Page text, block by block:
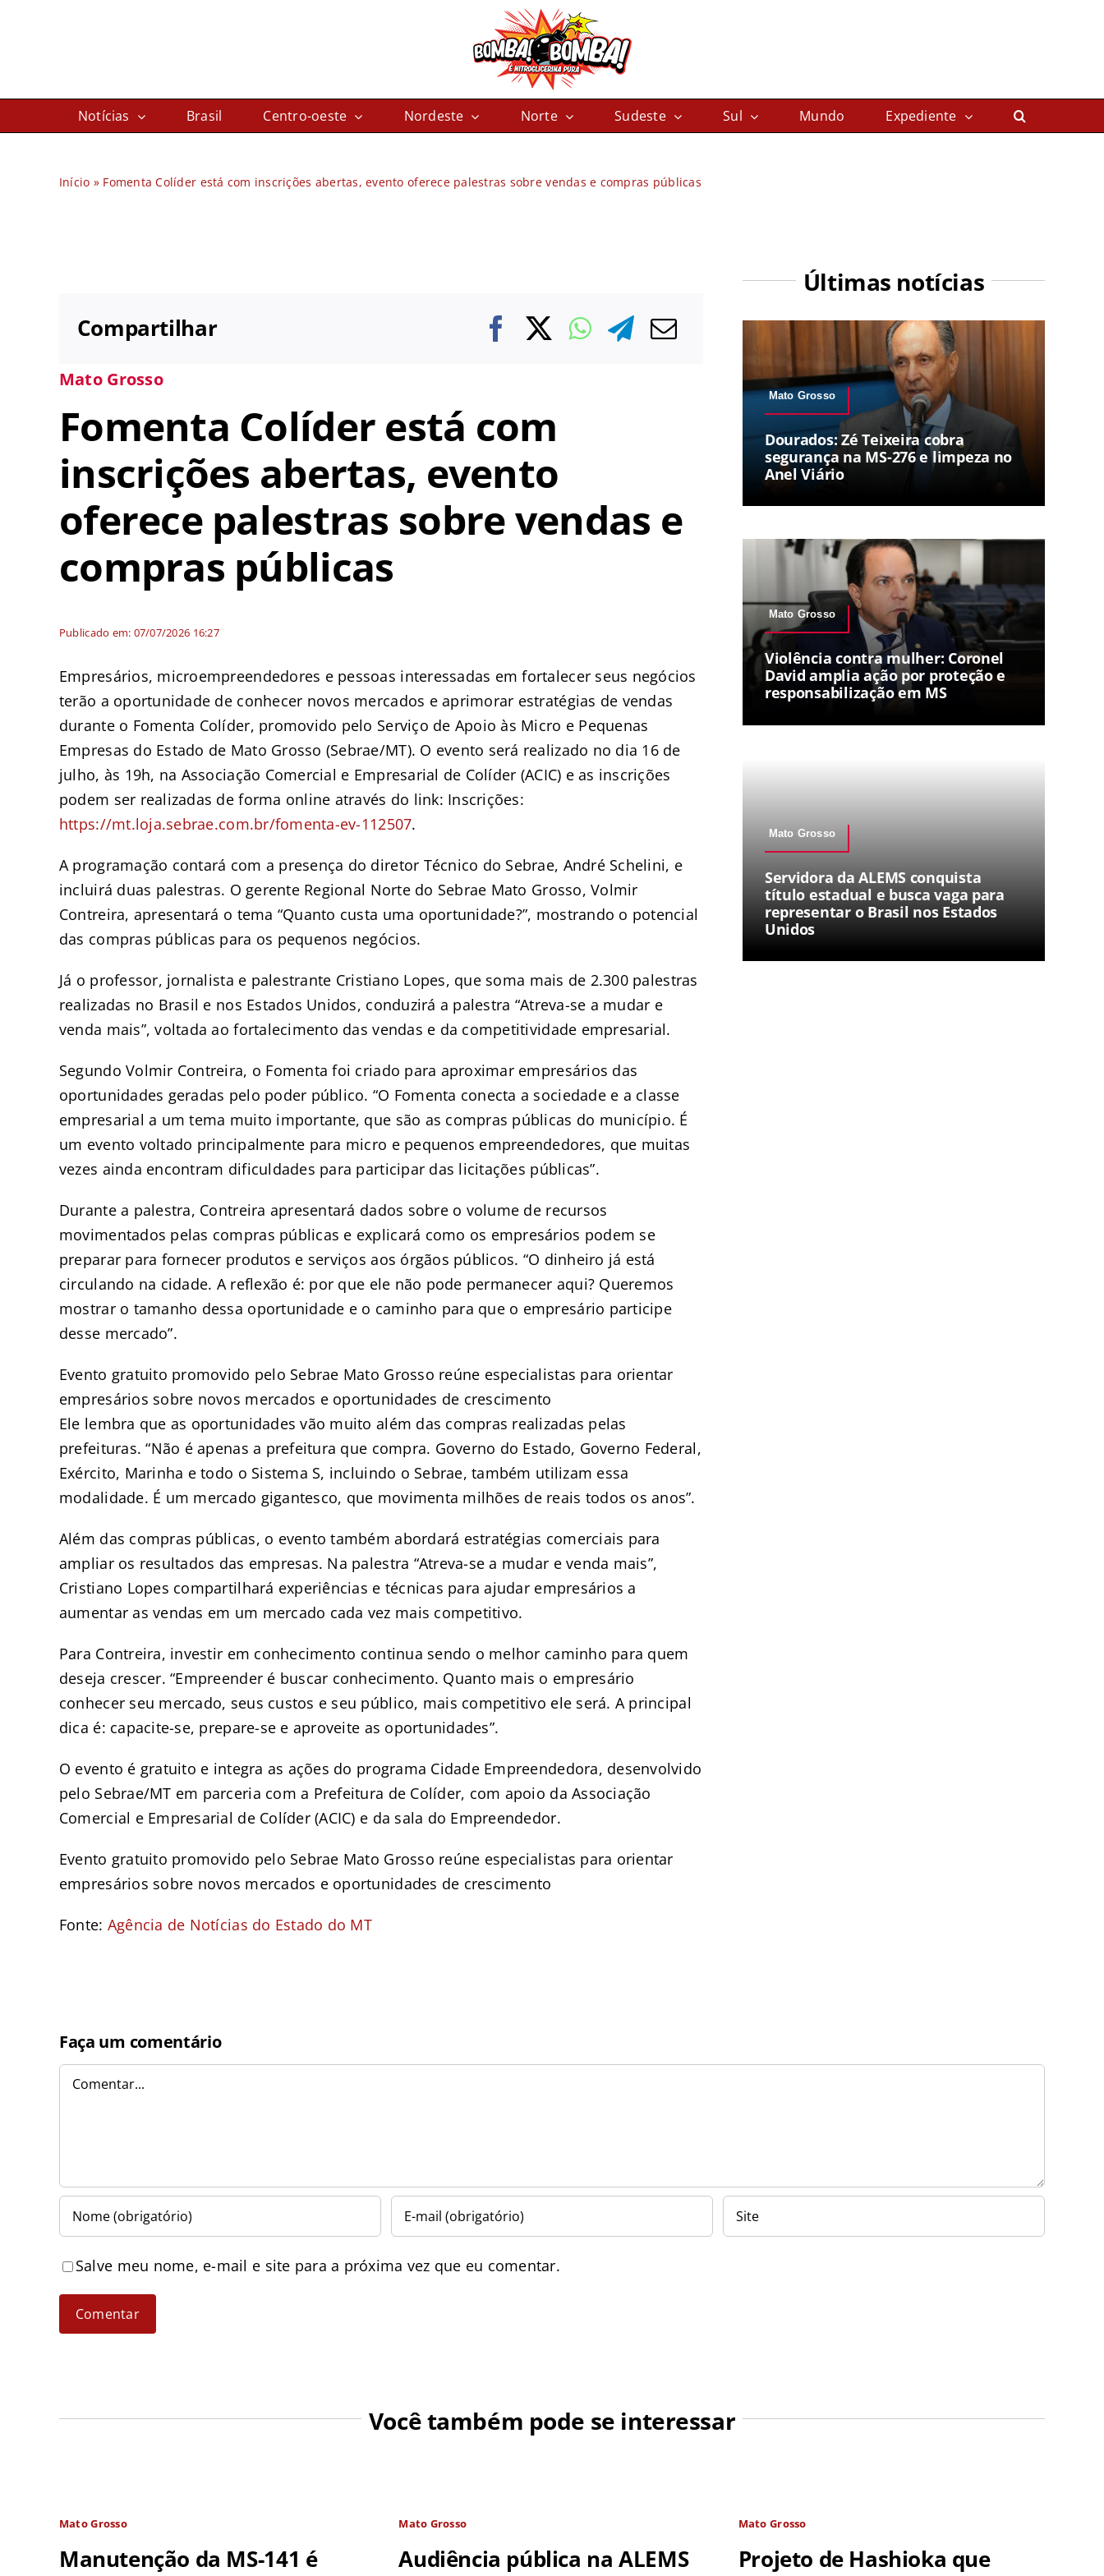
Notícias Brasil Centro-oeste Nordeste Norte Sudeste Sul Mundo Expediente
Início » Fomenta Colíder está com inscrições abertas, evento oferece palestras sobre vendas e compras públicas
Compartilhar
Mato Grosso
Fomenta Colíder está com
inscrições abertas, evento
oferece palestras sobre vendas e
compras públicas
Publicado em: 07/07/2026 16:27
Empresários, microempreendedores e pessoas interessadas em fortalecer seus negócios
terão a oportunidade de conhecer novos mercados e aprimorar estratégias de vendas
durante o Fomenta Colíder, promovido pelo Serviço de Apoio às Micro e Pequenas
Empresas do Estado de Mato Grosso (Sebrae/MT). O evento será realizado no dia 16 de
julho, às 19h, na Associação Comercial e Empresarial de Colíder (ACIC) e as inscrições
podem ser realizadas de forma online através do link: Inscrições:
https://mt.loja.sebrae.com.br/fomenta-ev-112507.
A programação contará com a presença do diretor Técnico do Sebrae, André Schelini, e
incluirá duas palestras. O gerente Regional Norte do Sebrae Mato Grosso, Volmir
Contreira, apresentará o tema “Quanto custa uma oportunidade?”, mostrando o potencial
das compras públicas para os pequenos negócios.
Já o professor, jornalista e palestrante Cristiano Lopes, que soma mais de 2.300 palestras
realizadas no Brasil e nos Estados Unidos, conduzirá a palestra “Atreva-se a mudar e
venda mais”, voltada ao fortalecimento das vendas e da competitividade empresarial.
Segundo Volmir Contreira, o Fomenta foi criado para aproximar empresários das
oportunidades geradas pelo poder público. “O Fomenta conecta a sociedade e a classe
empresarial a um tema muito importante, que são as compras públicas do município. É
um evento voltado principalmente para micro e pequenos empreendedores, que muitas
vezes ainda encontram dificuldades para participar das licitações públicas”.
Durante a palestra, Contreira apresentará dados sobre o volume de recursos
movimentados pelas compras públicas e explicará como os empresários podem se
preparar para fornecer produtos e serviços aos órgãos públicos. “O dinheiro já está
circulando na cidade. A reflexão é: por que ele não pode permanecer aqui? Queremos
mostrar o tamanho dessa oportunidade e o caminho para que o empresário participe
desse mercado”.
Evento gratuito promovido pelo Sebrae Mato Grosso reúne especialistas para orientar
empresários sobre novos mercados e oportunidades de crescimento
Ele lembra que as oportunidades vão muito além das compras realizadas pelas
prefeituras. “Não é apenas a prefeitura que compra. Governo do Estado, Governo Federal,
Exército, Marinha e todo o Sistema S, incluindo o Sebrae, também utilizam essa
modalidade. É um mercado gigantesco, que movimenta milhões de reais todos os anos”.
Além das compras públicas, o evento também abordará estratégias comerciais para
ampliar os resultados das empresas. Na palestra “Atreva-se a mudar e venda mais”,
Cristiano Lopes compartilhará experiências e técnicas para ajudar empresários a
aumentar as vendas em um mercado cada vez mais competitivo.
Para Contreira, investir em conhecimento continua sendo o melhor caminho para quem
deseja crescer. “Empreender é buscar conhecimento. Quanto mais o empresário
conhecer seu mercado, seus custos e seu público, mais competitivo ele será. A principal
dica é: capacite-se, prepare-se e aproveite as oportunidades”.
O evento é gratuito e integra as ações do programa Cidade Empreendedora, desenvolvido
pelo Sebrae/MT em parceria com a Prefeitura de Colíder, com apoio da Associação
Comercial e Empresarial de Colíder (ACIC) e da sala do Empreendedor.
Evento gratuito promovido pelo Sebrae Mato Grosso reúne especialistas para orientar
empresários sobre novos mercados e oportunidades de crescimento
Fonte: Agência de Notícias do Estado do MT
Últimas notícias
Mato Grosso
Dourados: Zé Teixeira cobra
segurança na MS-276 e limpeza no
Anel Viário
Mato Grosso
Violência contra mulher: Coronel
David amplia ação por proteção e
responsabilização em MS
Mato Grosso
Servidora da ALEMS conquista
título estadual e busca vaga para
representar o Brasil nos Estados
Unidos
Faça um comentário
Comentar
Salve meu nome, e-mail e site para a próxima vez que eu comentar.
Você também pode se interessar
Mato Grosso
Manutenção da MS-141 é
Mato Grosso
Audiência pública na ALEMS
Mato Grosso
Projeto de Hashioka que